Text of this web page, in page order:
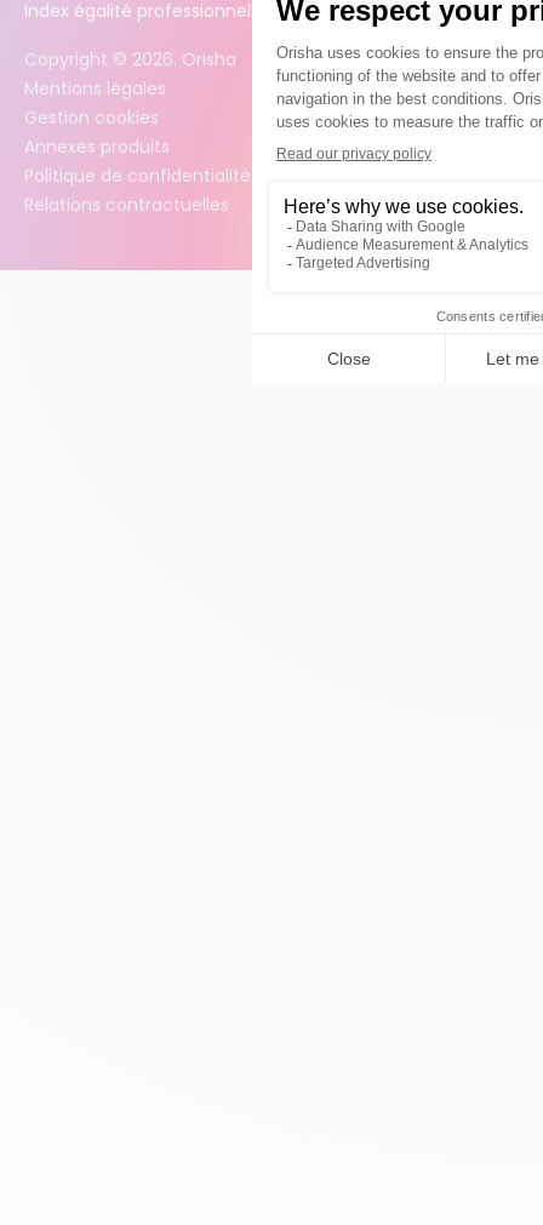
Index égalité professionnelle femmes / hommes
Copyright © 2026. Orisha
Mentions légales
Gestion cookies
Annexes produits
Politique de confidentialité des données
Relations contractuelles